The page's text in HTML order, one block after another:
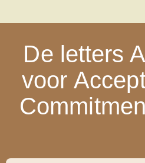
De letters
voor